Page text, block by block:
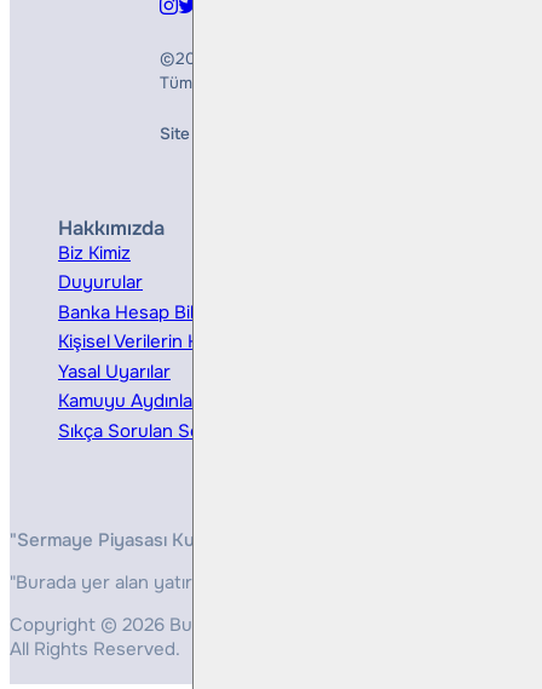
©2026
Tüm Hakları Saklıdır
Site Creation & Technology by
Hakkımızda
Biz Kimiz
Duyurular
Banka Hesap Bilgileri
Kişisel Verilerin Korunması
Yasal Uyarılar
Kamuyu Aydınlatma
Sıkça Sorulan Sorular
"Sermaye Piyasası Kurulunun, Yatırım Hizmetleri ve
"Burada yer alan yatırım bilgi, yorum ve tavsiyeleri yatırım
Copyright © 2026 Bulls Yatırım Menkul Değerler
All Rights Reserved.